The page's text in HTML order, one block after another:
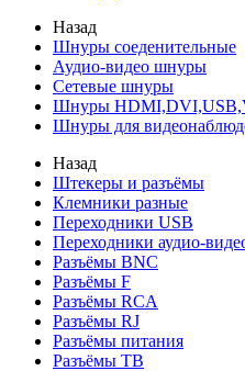
Назад
Шнуры соеденительные
Аудио-видео шнуры
Сетевые шнуры
Шнуры
Шнуры для
Назад
Штекеры и разъёмы
Клемники разные
Переходники USB
Переходники аудио-
Разъёмы BNC
Разъёмы F
Разъёмы RCA
Разъёмы RJ
Разъёмы питания
Разъёмы ТВ